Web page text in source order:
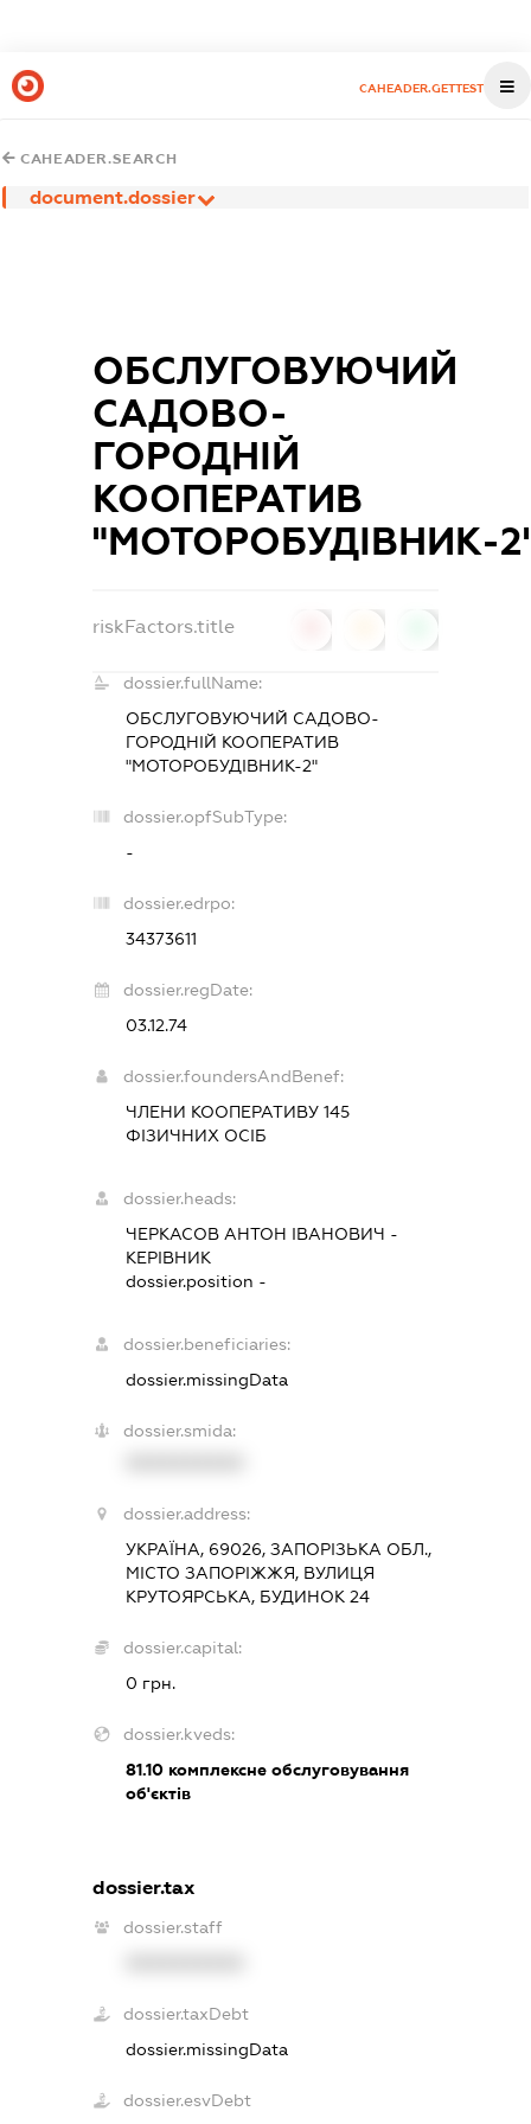
CAHEADER.GETTEST
CAHEADER.SEARCH
document.dossier
ОБСЛУГОВУЮЧИЙ
САДОВО-
ГОРОДНІЙ
КООПЕРАТИВ
"МОТОРОБУДІВНИК-
riskFactors.title
dossier.fullName:
ОБСЛУГОВУЮЧИЙ САДОВО-
ГОРОДНІЙ КООПЕРАТИВ
"МОТОРОБУДІВНИК-2"
dossier.opfSubType:
-
dossier.edrpo:
34373611
dossier.regDate:
03.12.74
dossier.foundersAndBenef:
ЧЛЕНИ КООПЕРАТИВУ 145
ФІЗИЧНИХ ОСІБ
dossier.heads:
ЧЕРКАСОВ АНТОН ІВАНОВИЧ -
КЕРІВНИК
dossier.position -
dossier.beneficiaries:
dossier.missingData
dossier.smida:
dossier.address:
УКРАЇНА, 69026, ЗАПОРІЗЬКА ОБЛ.,
МІСТО ЗАПОРІЖЖЯ, ВУЛИЦЯ
КРУТОЯРСЬКА, БУДИНОК 24
dossier.capital:
0 грн.
dossier.kveds:
81.10комплексне обслуговування
об'єктів
dossier.tax
dossier.staff
dossier.taxDebt
dossier.missingData
dossier.esvDebt